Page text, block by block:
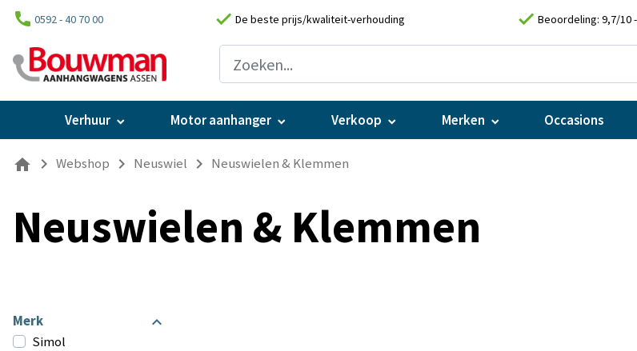
phone 0592 - 40 70 00 check De beste prijs/kwaliteit-verhouding check Beoordeling: 9,7/10 -
Verhuur Motor aanhanger Verkoop Merken Occasions
home navigate_next Webshop navigate_next Neuswiel navigate_next Neuswielen & Klemmen
Neuswielen & Klemmen
Merk
Simol